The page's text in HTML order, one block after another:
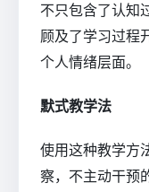
不只包含了认知
顾及了学习过程
个人情绪层面。
默式教学法
使用这种教学方
察，不主动干预